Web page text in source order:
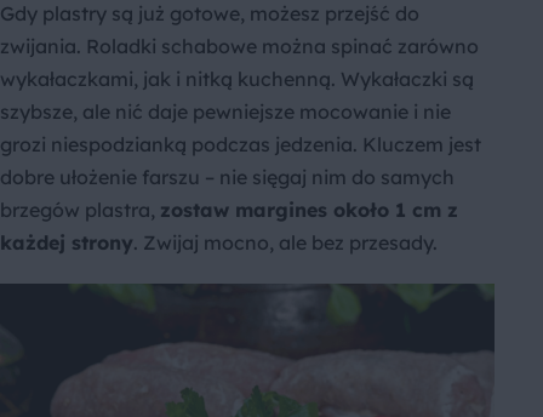
Gdy plastry są już gotowe, możesz przejść do
zwijania. Roladki schabowe można spinać zarówno
wykałaczkami, jak i nitką kuchenną. Wykałaczki są
szybsze, ale nić daje pewniejsze mocowanie i nie
grozi niespodzianką podczas jedzenia. Kluczem jest
dobre ułożenie farszu – nie sięgaj nim do samych
brzegów plastra, zostaw margines około 1 cm z
każdej strony. Zwijaj mocno, ale bez przesady.